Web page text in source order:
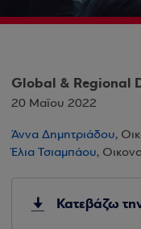
Global & Regional
20 Μαΐου 2022
Άννα Δημητριάδου,
Έλια Τσιαμπάου,
Κατεβάζω